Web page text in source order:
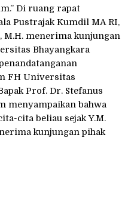
Di ruang rapat
Pustrajak Kumdil MA RI,
M.H. menerima kunjungan
Bhayangkara
FH Universitas
Prof. Dr. Stefanus
menyampaikan bahwa
cita beliau sejak Y.M.
kunjungan pihak